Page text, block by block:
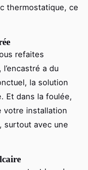
thermostatique, ce
refaites
a du
la solution
Et dans la foulée,
votre installation
surtout avec une